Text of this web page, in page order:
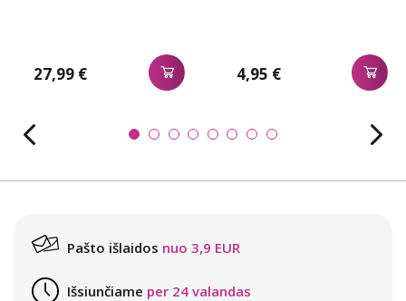
27,99 € 4,95 €
Pašto išlaidos nuo 3,9 EUR
Išsiunčiame per 24 valandas